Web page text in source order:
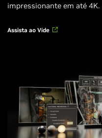
impressionante em até 4K.
Assista ao Víde